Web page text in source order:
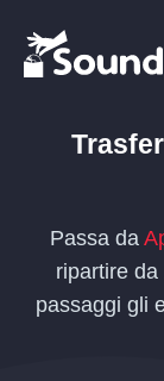
Passa da
ripartire
passaggi gli